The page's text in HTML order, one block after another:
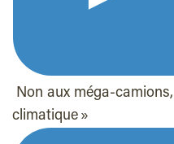
Non aux méga-
climatique »